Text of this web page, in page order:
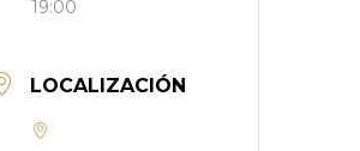
19:00
LOCALIZACIÓN